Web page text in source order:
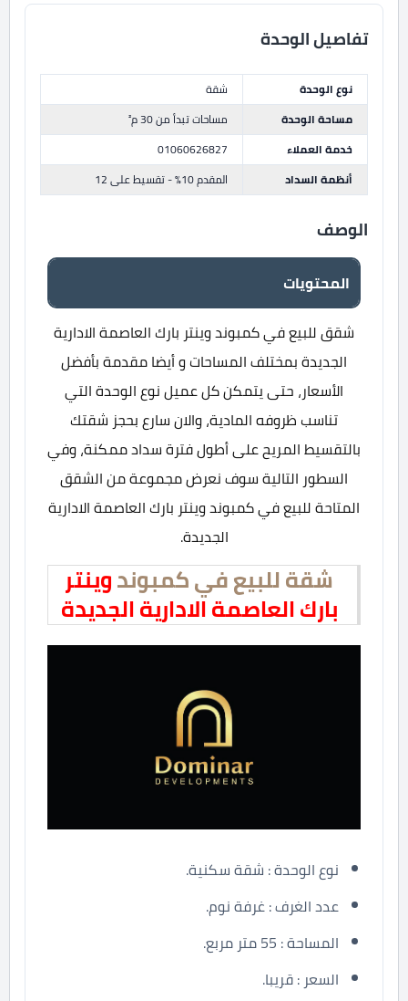
تفاصيل الوحدة
نوع الوحدة
شقة
مساحة الوحدة
مساحات تبدأ من 30 م²
خدمة العملاء
01060626827
أنظمة السداد
المقدم 10% - تقسيط على 12
الوصف
المحتويات
شقق للبيع في كمبوند وينتر بارك العاصمة الادارية
الجديدة بمختلف المساحات و أيضا مقدمة بأفضل
الأسعار، حتى يتمكن كل عميل نوع الوحدة التي
تناسب ظروفه المادية، والان سارع بحجز شقتك
بالتقسيط المريح على أطول فترة سداد ممكنة، وفي
السطور التالية سوف نعرض مجموعة من الشقق
المتاحة للبيع في كمبوند وينتر بارك العاصمة الادارية
الجديدة.
شقة للبيع في كمبوندوينتر
بارك العاصمة الادارية الجديدة
نوع الوحدة : شقة سكنية.
عدد الغرف : غرفة نوم.
المساحة : 55 متر مربع.
السعر : قريبا.